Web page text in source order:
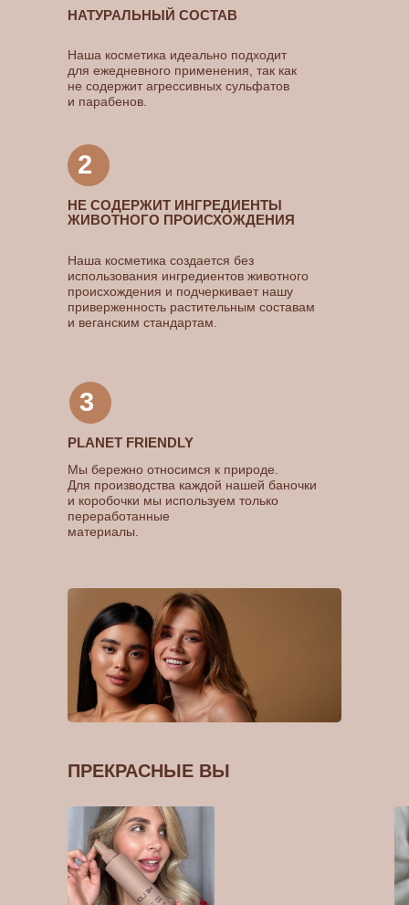
Наша косметика идеально подходит
для ежедневного применения, так как
не содержит агрессивных сульфатов
и парабенов.
Наша косметика создается без
использования ингредиентов животного
происхождения и подчеркивает нашу
приверженность растительным составам
и веганским стандартам.
Мы бережно относимся к природе.
Для производства каждой нашей баночки
и коробочки мы используем только
переработанные
материалы.
НАТУРАЛЬНЫЙ СОСТАВ
НЕ СОДЕРЖИТ ИНГРЕДИЕНТЫ
ЖИВОТНОГО ПРОИСХОЖДЕНИЯ
PLANET FRIENDLY
2
3
ПРЕКРАСНЫЕ ВЫ